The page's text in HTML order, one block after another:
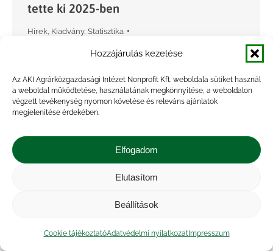
Hozzájárulás kezelése
Az AKI Agrárközgazdasági Intézet Nonprofit Kft. weboldala sütiket használ
a weboldal működtetése, használatának megkönnyítése, a weboldalon
végzett tevékenység nyomon követése és releváns ajánlatok
megjelenítése érdekében.
Elfogadom
Elutasítom
Beállítások
Cookie tájékoztatóAdatvédelmi nyilatkozatImpresszum
tette ki 2025-ben
Hírek Kiadvány, Statisztika
valamivel kevésbé koncentrált. Az agrárexport
értékének 76 százalékát, az import értékének 67
százalékát 10-10 árucsoport adta 2025-ben. Az
öt legnagyobb értékű árucsoport – az…